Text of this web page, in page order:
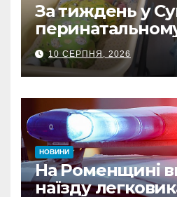
За тиждень у
Пресвятої Діви
народилося 15
10 СЕРПНЯ, 2026
НОВИНИ
На Роменщині
наїзду